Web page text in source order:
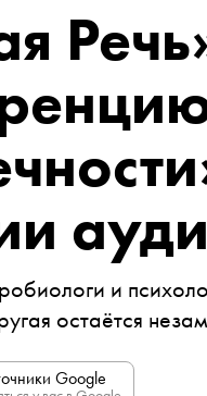
и
остаётся
Google